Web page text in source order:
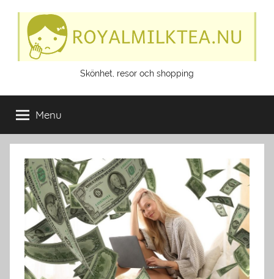
content
Royalmilktea.nu
Skönhet, resor och shopping
Menu